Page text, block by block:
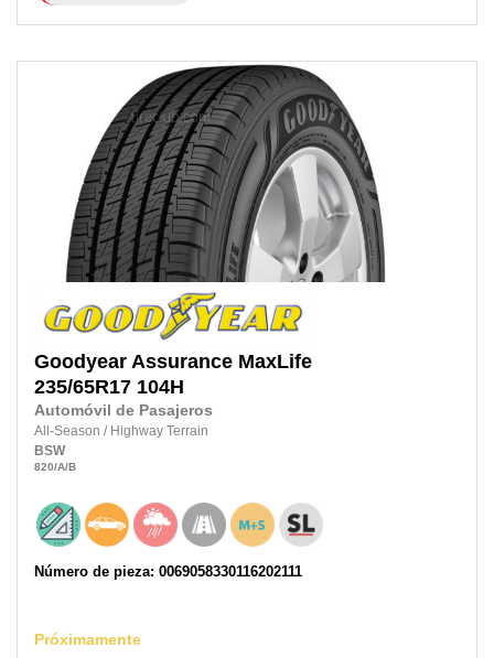
Goodyear Assurance MaxLife
235/65R17 104H
Automóvil de Pasajeros
All-Season / Highway Terrain
BSW
820/A/B
Número de pieza: 0069058330116202111
Próximamente